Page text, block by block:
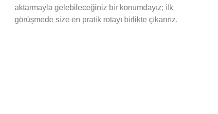
aktarmayla gelebileceğiniz bir konumdayız; ilk
görüşmede size en pratik rotayı birlikte çıkarırız.